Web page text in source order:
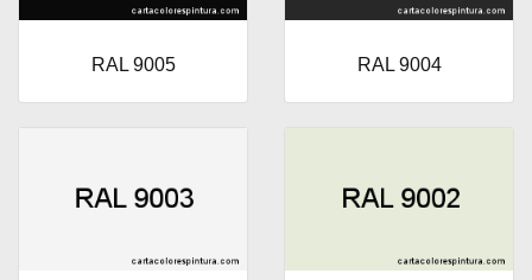
RAL 9005 RAL 9004